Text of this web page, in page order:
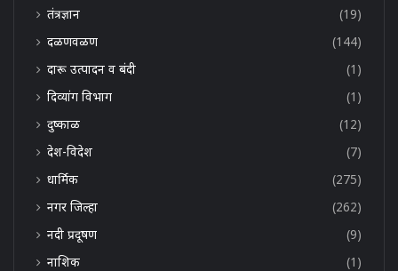
तंत्रज्ञान
(19)
दळणवळण
(144)
दारू उत्पादन व बंदी
(1)
दिव्यांग विभाग
(1)
दुष्काळ
(12)
देश-विदेश
(7)
धार्मिक
(275)
नगर जिल्हा
(262)
नदी प्रदूषण
(9)
नाशिक
(1)